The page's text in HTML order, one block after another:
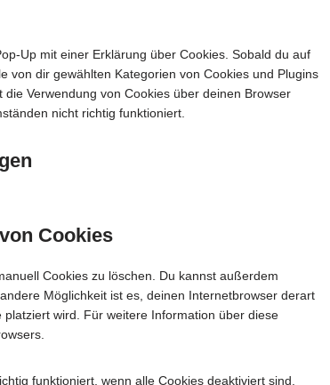
Up mit einer Erklärung über Cookies. Sobald du auf
von dir gewählten Kategorien von Cookies und Plugins
Verwendung von Cookies über deinen Browser
nicht richtig funktioniert.
Cookies
Cookies zu löschen. Du kannst außerdem
Möglichkeit ist es, deinen Internetbrowser derart
wird. Für weitere Information über diese
funktioniert, wenn alle Cookies deaktiviert sind.